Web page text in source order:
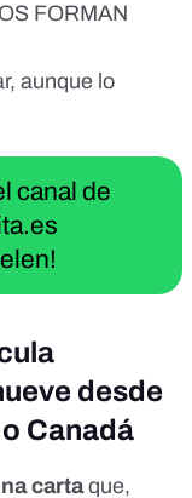
FORMAN
aunque lo
canal de
desde
Canadá
cartaque,